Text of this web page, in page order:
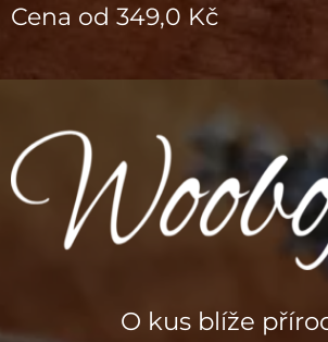
Cena od 349,0 Kč
O kus blíže